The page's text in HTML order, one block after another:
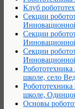
Клуб
Секции
Секции
Секции
школе, село
школе,
Основы